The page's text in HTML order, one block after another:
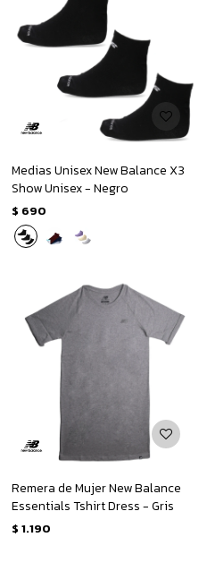
Medias Unisex New Balance X3
Show Unisex - Negro
$ 690
Remera de Mujer New Balance
Essentials Tshirt Dress - Gris
$ 1.190